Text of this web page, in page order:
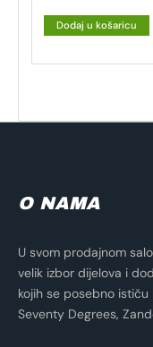
Dodaj u košaricu
O NAMA
U svom prodajnom
velik izbor dijelova i
kojih se posebno
Seventy Degrees,